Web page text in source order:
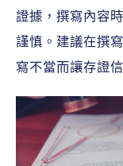
證據，撰寫內容
謹慎。建議在撰
寫不當而讓存證